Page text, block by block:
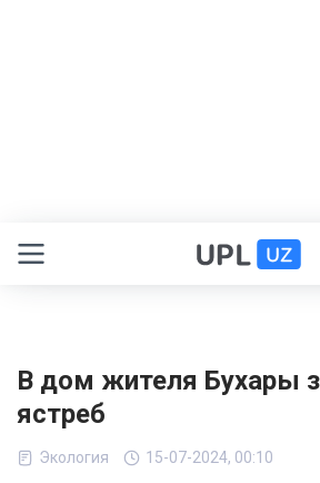
В дом жителя Бухары
ястреб
Экология 15-07-2024, 00:10